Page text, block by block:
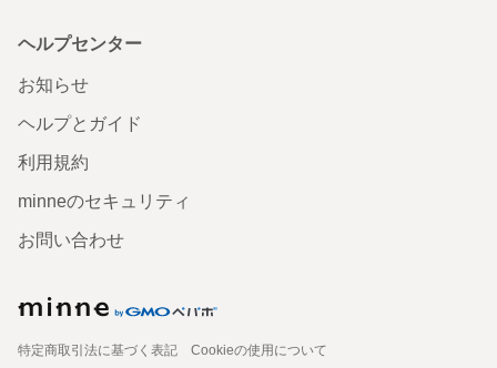
ヘルプセンター
お知らせ
ヘルプとガイド
利用規約
minneのセキュリティ
お問い合わせ
特定商取引法に基づく表記
Cookieの使用について